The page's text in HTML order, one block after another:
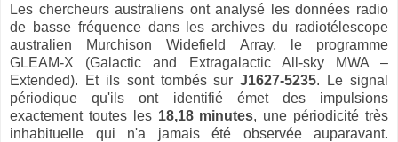
Les chercheurs australiens ont analysé les données radio
de basse fréquence dans les archives du radiotélescope
australien Murchison Widefield Array, le programme
GLEAM-X (Galactic and Extragalactic All-sky MWA –
Extended). Et ils sont tombés surJ1627-5235. Le signal
périodique qu'ils ont identifié émet des impulsions
exactement toutes les 18,18 minutes, une périodicité très
inhabituelle qui n'a jamais été observée auparavant.